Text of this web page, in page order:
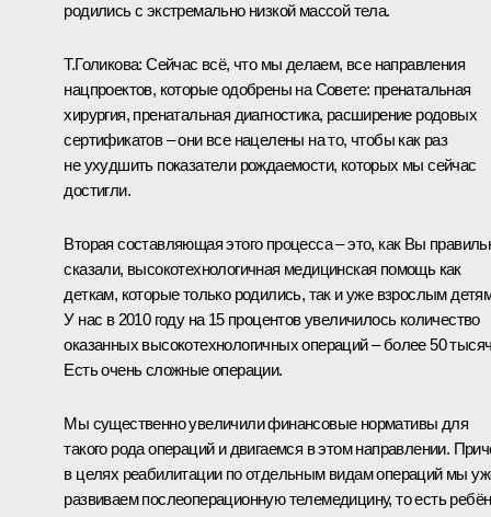
родились с экстремально низкой массой тела.
Т.Голикова: Сейчас всё, что мы делаем, все направления
нацпроектов, которые одобрены наСовете: пренатальная
хирургия, пренатальная диагностика, расширение родовых
сертификатов – они все нацелены на то, чтобы как раз
не ухудшить показатели рождаемости, которых мы сейчас
достигли.
Вторая составляющая этого процесса – это, как Вы
сказали, высокотехнологичная медицинская помощь как
деткам, которые только родились, так и уже взрослым
У нас в 2010 году на 15 процентов увеличилось количество
оказанных высокотехнологичных операций – более 50
Есть очень сложные операции.
Мы существенно увеличили финансовые нормативы для
такого рода операций и двигаемся в этом направлении.
в целях реабилитации по отдельным видам операций мы
развиваем послеоперационную телемедицину, то есть